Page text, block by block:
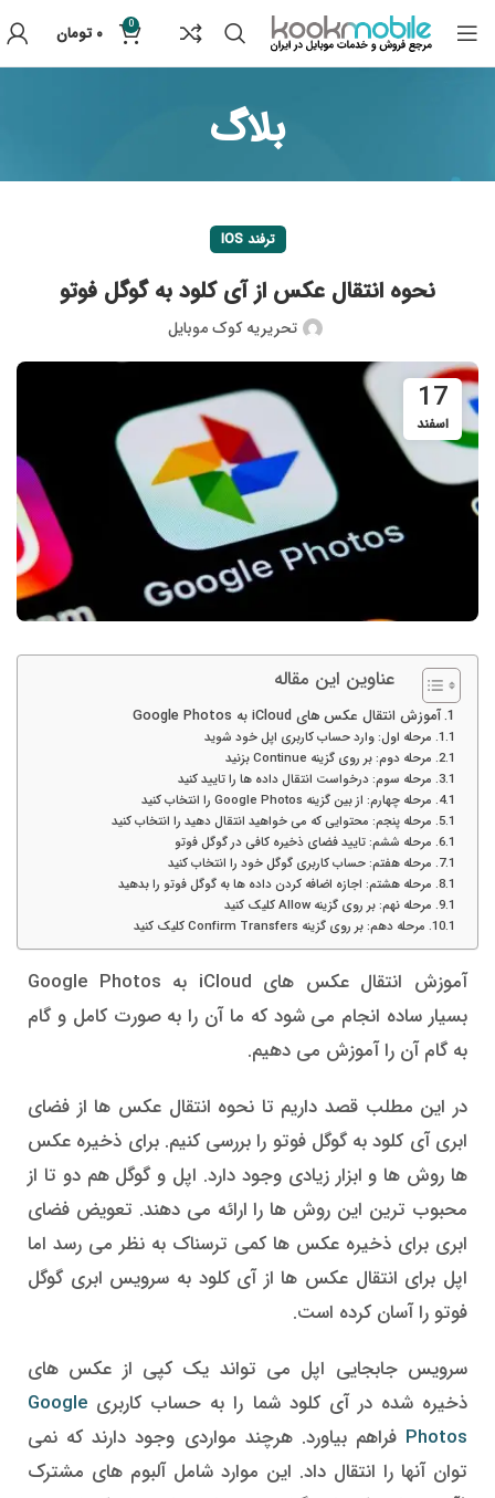
0 ۰ تومان
بلاگ
ترفند IOS
نحوه انتقال عکس از آی کلود به گوگل فوتو
تحریریه کوک موبایل
17
اسفند
عناوین این مقاله
آموزش انتقال عکس های iCloud به Google Photos
مرحله اول: وارد حساب کاربری اپل خود شوید
مرحله دوم: بر روی گزینه Continue بزنید
مرحله سوم: درخواست انتقال داده ها را تایید کنید
مرحله چهارم: از بین گزینه Google Photos را انتخاب کنید
مرحله پنجم: محتوایی که می خواهید انتقال دهید را انتخاب کنید
مرحله ششم: تایید فضای ذخیره کافی در گوگل فوتو
مرحله هفتم: حساب کاربری گوگل خود را انتخاب کنید
مرحله هشتم: اجازه اضافه کردن داده ها به گوگل فوتو را بدهید
مرحله نهم: بر روی گزینه Allow کلیک کنید
مرحله دهم: بر روی گزینه Confirm Transfers کلیک کنید
آموزش انتقال عکس های iCloud به Google Photos
بسیار ساده انجام می شود که ما آن را به صورت کامل و گام
به گام آن را آموزش می دهیم.
در این مطلب قصد داریم تا نحوه انتقال عکس ها از فضای
ابری آی کلود به گوگل فوتو را بررسی کنیم. برای ذخیره عکس
ها روش ها و ابزار زیادی وجود دارد. اپل و گوگل هم دو تا از
محبوب ترین این روش ها را ارائه می دهند. تعویض فضای
ابری برای ذخیره عکس ها کمی ترسناک به نظر می رسد اما
اپل برای انتقال عکس ها از آی کلود به سرویس ابری گوگل
فوتو را آسان کرده است.
سرویس جابجایی اپل می تواند یک کپی از عکس های
ذخیره شده در آی کلود شما را به حساب کاربری Google
Photos فراهم بیاورد. هرچند مواردی وجود دارند که نمی
توان آنها را انتقال داد. این موارد شامل آلبوم های مشترک